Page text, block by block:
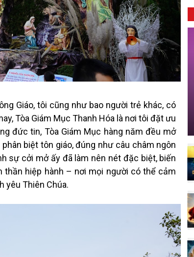
Giáo, tôi cũng như bao người trẻ khác, có
Tòa Giám Mục Thanh Hóa là nơi tôi đặt ưu
đức tin, Tòa Giám Mục hàng năm đều mở
biệt tôn giáo, đúng như câu châm ngôn
sự cởi mở ấy đã làm nên nét đặc biệt, biến
thần hiệp hành – nơi mọi người có thể cảm
yêu Thiên Chúa.